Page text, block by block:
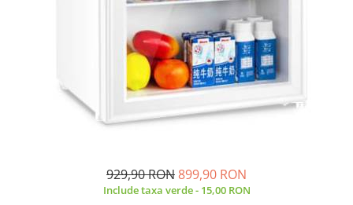
929,90 RON899,90 RON
Include taxa verde - 15,00 RON